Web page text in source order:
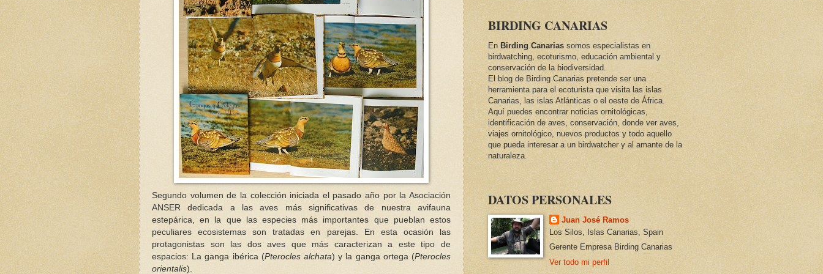
Segundo volumen de la colección iniciada el pasado año por la Asociación
ANSER dedicada a las aves más significativas de nuestra avifauna
estepárica, en la que las especies más importantes que pueblan estos
peculiares ecosistemas son tratadas en parejas. En esta ocasión las
protagonistas son las dos aves que más caracterizan a este tipo de
espacios: La ganga ibérica (Pterocles alchata) y la ganga ortega (Pterocles
orientalis).
BIRDING CANARIAS
En Birding Canarias somos especialistas en
birdwatching, ecoturismo, educación ambiental y
conservación de la biodiversidad.
El blog de Birding Canarias pretende ser una
herramienta para el ecoturista que visita las islas
Canarias, las islas Atlánticas o el oeste de África.
Aquí puedes encontrar noticias ornitológicas,
identificación de aves, conservación, donde ver aves,
viajes ornitológico, nuevos productos y todo aquello
que pueda interesar a un birdwatcher y al amante de la
naturaleza.
DATOS PERSONALES
Juan José Ramos
Los Silos, Islas Canarias, Spain
Gerente Empresa Birding Canarias
Ver todo mi perfil